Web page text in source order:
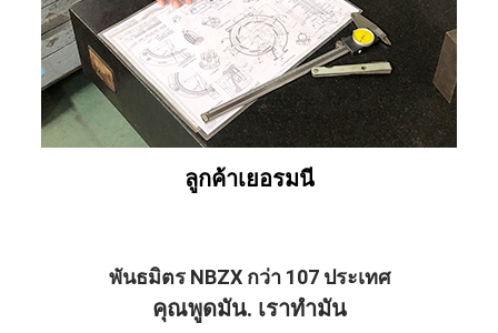
ลูกค้าเยอรมนี
พันธมิตร NBZX กว่า 107 ประเทศ
คุณพูดมัน. เราทำมัน